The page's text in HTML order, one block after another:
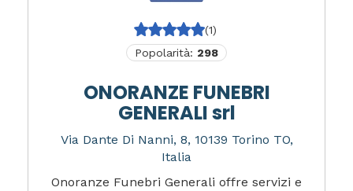
(1)
Popolarità: 298
ONORANZE FUNEBRI
GENERALI srl
Via Dante Di Nanni, 8, 10139 Torino TO,
Italia
Onoranze Funebri Generali offre servizi e